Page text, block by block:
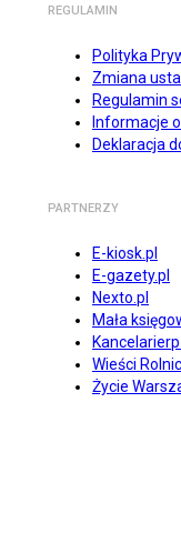
REGULAMIN
Polityka
Zmiana
Regulamin
Informacje
Deklaracja
PARTNERZY
E-kiosk.pl
E-gazety.pl
Nexto.pl
Mała
Wieści
Życie